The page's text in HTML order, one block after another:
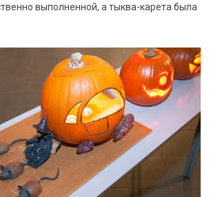
выполненной, а тыква-карета была